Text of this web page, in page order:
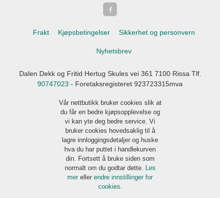
Frakt Kjøpsbetingelser Sikkerhet og personvern
Nyhetsbrev
Dalen Dekk og Fritid Hertug Skules vei 361 7100 Rissa Tlf.
90747023 - Foretaksregisteret 923723315mva
Vår nettbutikk bruker cookies slik at
du får en bedre kjøpsopplevelse og
vi kan yte deg bedre service. Vi
bruker cookies hovedsaklig til å
lagre innloggingsdetaljer og huske
hva du har puttet i handlekurven
din. Fortsett å bruke siden som
normalt om du godtar dette.
Les
mer eller endre innstillinger for
cookies.